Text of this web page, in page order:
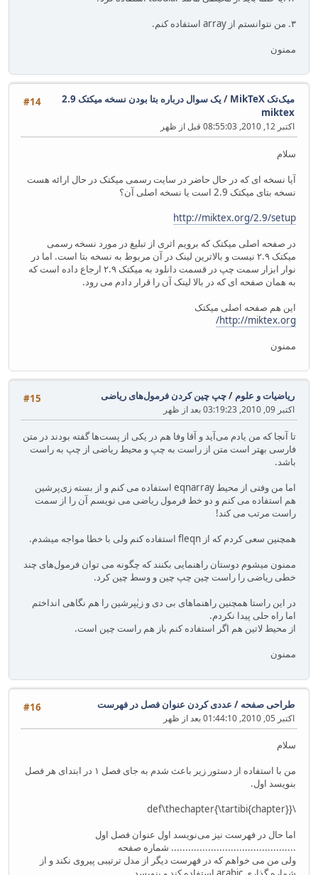
۳. من نتوانستم از array استفاده کنم.
ممنون
#14 میک‌تک MikTeX /
یک سوال درباره بتا بودن نسخه میکتک 2.9
miktex
اکتبر 12, 2010, 08:55:03 قبل از ظهر
سلام
آیا نسخه ای که در حال حاضر در سایت رسمی میکتک در حال ارائه هست
نسخه بتای میکتک 2.9 است یا نسخه اصلی آن؟
http://miktex.org/2.9/setup
در صفحه اصلی میکتک که برویم اثری از تبلیغ در مورد نسخه رسمی
میکتک ۲.۹ نیست و بالاترین لینک در آن مربوط به نسخه بتا است. اما در
نوار ابزار سمت چپ در قسمت دانلود به میکتک ۲.۹ ارجاع داده است که
به همان صفحه ای که در بالا لینک آن را قرار دادم می رود.
این هم صفحه اصلی میکتک
http://miktex.org/
ممنون
#15 ریاضیات و علوم /چپ چین کردن فرمول‌های ریاضی
اکتبر 09, 2010, 03:19:23 بعد از ظهر
تا آنجا که من یادم می‌آید و آقا وفا هم در یکی از پست‌ها گفته بودند در متن
فارسی بهتر است متن از راست به چپ و محیط ریاضی از چپ به راست
باشد.
اما من وفتی از محیط eqnarray استفاده می کنم و از بسته زی‌پرشین
هم استفاده می کنم و دو خط فرمول ریاضی می نویسم آن را از سمت
راست مرتب می ‌کند!
همچنین سعی کردم که از fleqn استفاده کنم ولی با خطا مواجه میشدم.
ممنون میشوم دوستان راهنمایی بکنند که چگونه می توان فرمول‌های چند
خطی ریاضی را راست چین چپ چین و وسط چین کرد.
در این راستا همچنین راهنماهای بی دی و زیٰپرشین را هم نگاهی انداختم
اما راه حلی پیدا نکردم.
از محیط لاتین هم اگر استفاده کنم باز هم راست چین است.
ممنون
#16 طراحی صفحه / عددی کردن عنوان فصل در فهرست
اکتبر 05, 2010, 01:44:10 بعد از ظهر
سلام
من با استفاده از دستور زیر باعث شدم به جای فصل ۱ در ابتدای هر فصل
بنویسد اول.
\def\thechapter{‎\tartibi‎‎{chapter}}
اما حال در فهرست نیز می‌نویسد اول عنوان فصل اول
............................................ شماره صفحه
ولی من می خواهم که در فهرست دیگر از مدل ترتیبی پیروی نکند و از